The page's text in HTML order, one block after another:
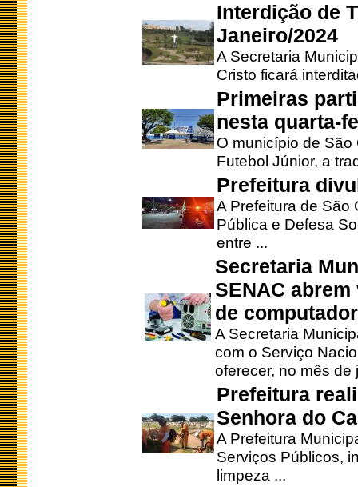
Interdição de
Janeiro/2024
A Secretaria
Cristo ficará
Primeiras
nesta quarta-
O município de
Futebol Júnior, a
Prefeitura
A Prefeitura de São
Pública e Defesa
entre ...
Secretaria
SENAC
de
A Secretaria
com o Serviço
oferecer, no mês de
Prefeitura
Senhora do
A Prefeitura
Serviços Públicos,
limpeza ...